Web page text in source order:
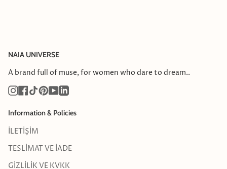
NAIA UNIVERSE
A brand full of muse, for women who dare to dream..
Instagram
Facebook
TikTokPinterest
YouTube
Linkedin
Information & Policies
İLETİŞİM
TESLİMAT VE İADE
GİZLİLİK VE KVKK